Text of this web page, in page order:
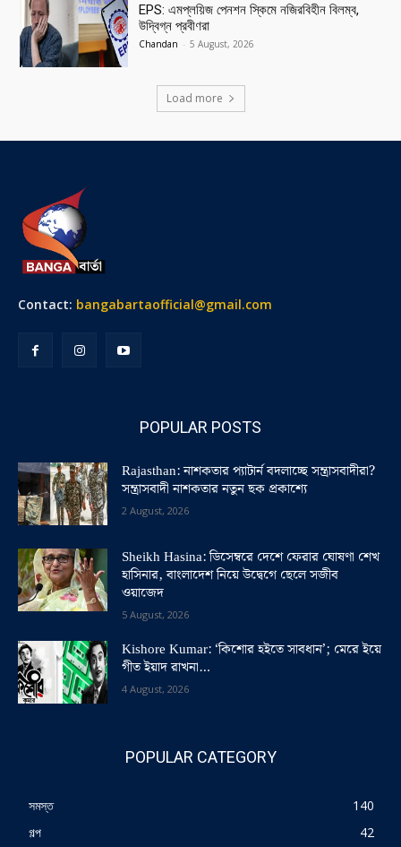
EPS: এমপ্লয়িজ পেনশন স্কিমে নজিরবিহীন বিলম্ব,
উদ্বিগ্ন প্রবীণরা
Chandan - 5 August, 2026
Load more
Contact: bangabartaofficial@gmail.com
POPULAR POSTS
Rajasthan: নাশকতার প্যাটার্ন বদলাচ্ছে সন্ত্রাসবাদীরা?
সন্ত্রাসবাদী নাশকতার নতুন ছক প্রকাশ্যে
2 August, 2026
Sheikh Hasina: ডিসেম্বরে দেশে ফেরার ঘোষণা শেখ
হাসিনার, বাংলাদেশ নিয়ে উদ্বেগে ছেলে সজীব
ওয়াজেদ
5 August, 2026
Kishore Kumar: ‘কিশোর হইতে সাবধান’; মেরে ইয়ে
গীত ইয়াদ রাখনা…
4 August, 2026
POPULAR CATEGORY
সমস্ত
140
গল্প
42